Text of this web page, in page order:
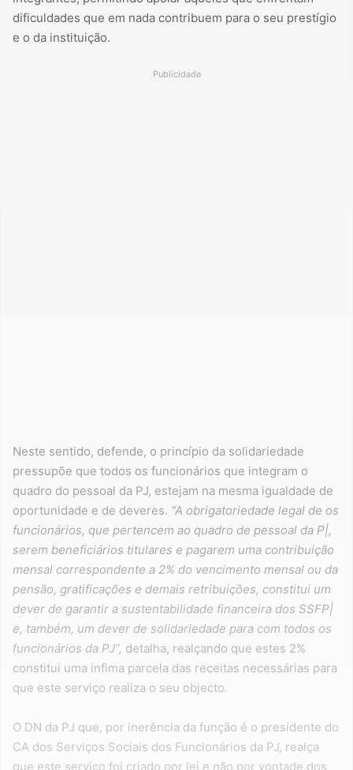
dificuldades que em nada contribuem para o seu prestígio
e o da instituição.
Publicidade
Neste sentido, defende, o princípio da solidariedade
pressupõe que todos os funcionários que integram o
quadro do pessoal da PJ, estejam na mesma igualdade de
oportunidade e de deveres. “A obrigatoriedade legal de os
funcionários, que pertencem ao quadro de pessoal da P|,
serem beneficiários titulares e pagarem uma contribuição
mensal correspondente a 2% do vencimento mensal ou da
pensão, gratificações e demais retribuições, constitui um
dever de garantir a sustentabilidade financeira dos SSFP|
e, também, um dever de solidariedade para com todos os
funcionários da PJ”, detalha, realçando que estes 2%
constitui uma ínfima parcela das receitas necessárias para
que este serviço realiza o seu objecto.
O DN da PJ que, por inerência da função é o presidente do
CA dos Serviços Sociais dos Funcionários da PJ, realça
que este serviço foi criado por lei e não por vontade dos